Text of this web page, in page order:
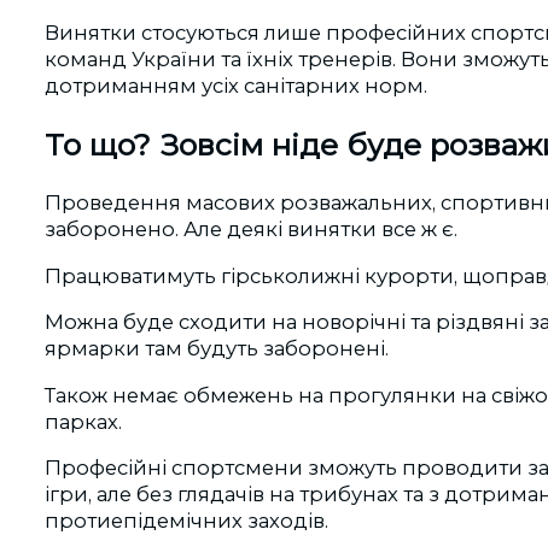
Винятки стосуються лише професійних
команд України та їхніх тренерів. Вони
дотриманням усіх санітарних норм.
То що? Зовсім ніде буде
Проведення масових розважальних,
заборонено. Але деякі винятки все ж є.
Працюватимуть гірськолижні курорти,
Можна буде сходити на новорічні та різдвяні
ярмарки там будуть заборонені.
Також немає обмежень на прогулянки на
парках.
Професійні спортсмени зможуть проводити
ігри, але без глядачів на трибунах та з
протиепідемічних заходів.